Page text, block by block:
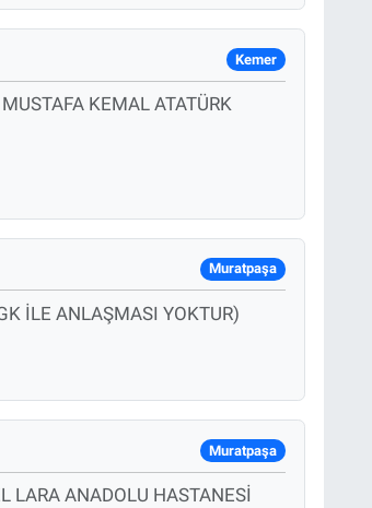
Kemer
KEMAL ATATÜRK
Muratpaşa
İLE ANLAŞMASI YOKTUR)
Muratpaşa
LARA ANADOLU HASTANESİ